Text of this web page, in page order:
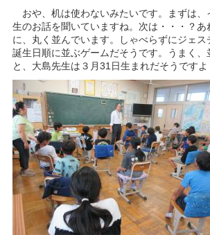
おや、机は使わないみたいです。まずは、
生のお話を聞いていますね。次は・・・？あ
に、丸く並んでいます。しゃべらずにジェス
誕生日順に並ぶゲームだそうです。うまく、
と、大島先生は３月31日生まれだそうですよ